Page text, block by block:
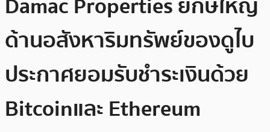
ด้านอสังหาริมทรัพย์ของดูไบ
ประกาศยอมรับชำระเงินด้วย
Bitcoin และ Ethereum